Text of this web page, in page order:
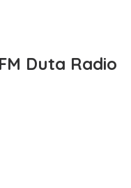
Duta Radio